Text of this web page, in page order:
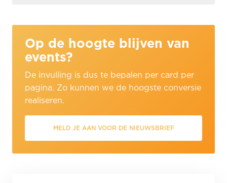
Op de hoogte blijven van
events?
De invulling is dus te bepalen per card per
pagina. Zo kunnen we de hoogste conversie
realiseren.
MELD JE AAN VOOR DE NIEUWSBRIEF